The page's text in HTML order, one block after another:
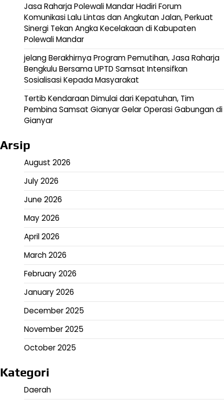
Jasa Raharja Polewali Mandar Hadiri Forum
Komunikasi Lalu Lintas dan Angkutan Jalan, Perkuat
Sinergi Tekan Angka Kecelakaan di Kabupaten
Polewali Mandar
jelang Berakhirnya Program Pemutihan, Jasa Raharja
Bengkulu Bersama UPTD Samsat Intensifkan
Sosialisasi Kepada Masyarakat
Tertib Kendaraan Dimulai dari Kepatuhan, Tim
Pembina Samsat Gianyar Gelar Operasi Gabungan di
Gianyar
Arsip
August 2026
July 2026
June 2026
May 2026
April 2026
March 2026
February 2026
January 2026
December 2025
November 2025
October 2025
Kategori
Daerah